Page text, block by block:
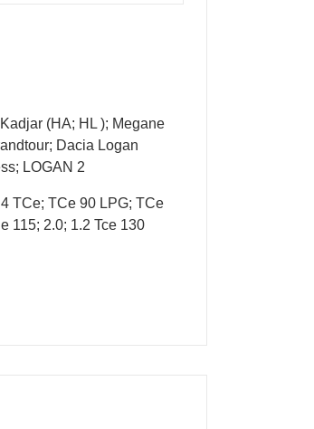
(HA; HL ); Megane
Dacia Logan
LOGAN 2
TCe; TCe 90 LPG; TCe
115; 2.0; 1.2 Tce 130